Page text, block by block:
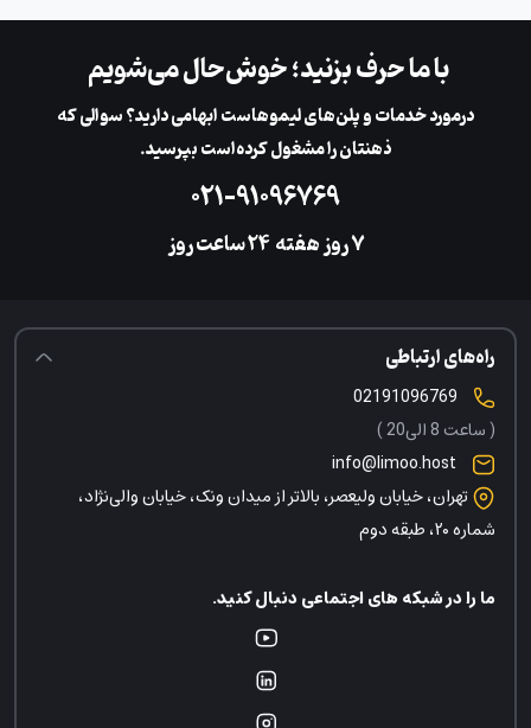
با ما حرف بزنید؛ خوش‌حال می‌شویم
در‌مورد خدمات و پلن‌های لیمو‌هاست ابهامی دارید؟ سوالی که
ذهنتان را مشغول کرده‌است بپرسید.
۰۲۱-۹۱۰۹۶۷۶۹
۷ روز هفته ‌۲۴ ساعت روز
راه‌های ارتباطی
( ساعت 8 الی20 )
info@limoo.host
تهران، خیابان ولیعصر، بالاتر از میدان ونک، خیابان والی‌نژاد،
شماره ۲۰، طبقه دوم
ما را در شبکه های اجتماعی دنبال کنید.